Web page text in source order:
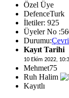
Özel Üye
DefenceTurk
İletiler: 925
Üyeler No
Durumu:
Kayıt Tarihi
10 Ekim 2022,
Mehmet75
Ruh Halim
Kayıtlı